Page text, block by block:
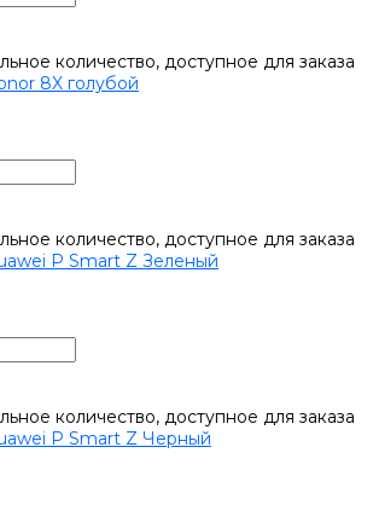
количество, доступное для заказа
8X голубой
количество, доступное для заказа
P Smart Z Зеленый
количество, доступное для заказа
P Smart Z Черный